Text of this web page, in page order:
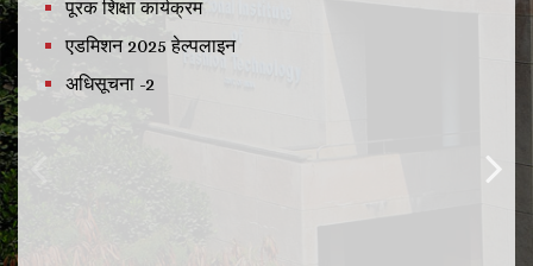
पूरक शिक्षा कार्यक्रम
एडमिशन 2025 हेल्पलाइन
अधिसूचना -2